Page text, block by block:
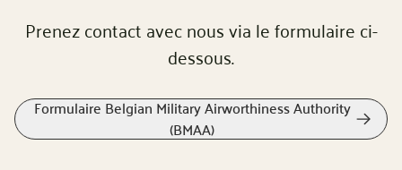
Prenez contact avec nous via le formulaire ci-
dessous.
Formulaire Belgian Military Airworthiness Authority
(BMAA)